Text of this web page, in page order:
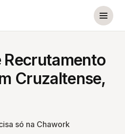
Recrutamento
Cruzaltense,
só na Chawork